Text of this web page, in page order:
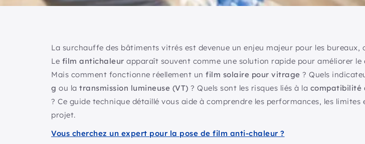
La surchauffe des bâtiments vitrés est devenue un enjeu majeur pour les
Le film antichaleur apparaît souvent comme une solution rapide pour améliorer le
Mais comment fonctionne réellement un film solaire pour vitrage ? Quels
g ou la transmission lumineuse (VT) ? Quels sont les risques liés à la compatibilité
? Ce guide technique détaillé vous aide à comprendre les performances, les
projet.
Vous cherchez un expert pour la pose de film anti-chaleur ?